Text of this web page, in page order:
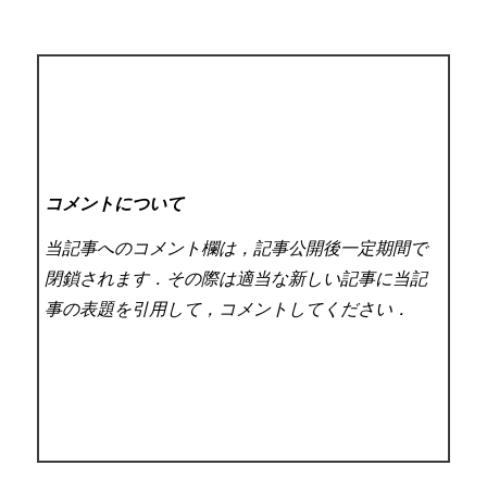
コメントについて
当記事へのコメント欄は，記事公開後一定期間で
閉鎖されます．その際は適当な新しい記事に当記
事の表題を引用して，コメントしてください．